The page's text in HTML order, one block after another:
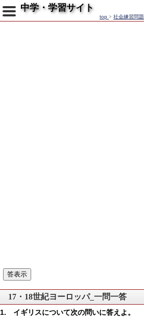
中学・学習サイト
top > 社会練習問題
17・18世紀ヨーロッパ_一問一答
イギリスについて次の問いに答えよ。